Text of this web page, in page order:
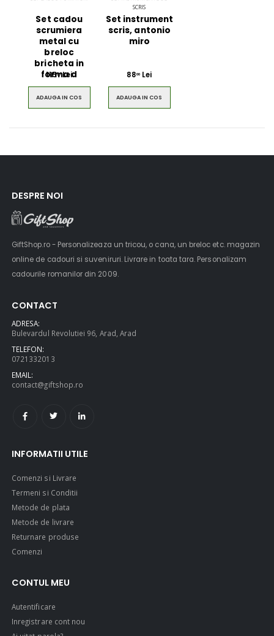
Set cadou
scrumiera
metal cu
breloc
bricheta in
forma d
11500Lei
ADAUGA IN COS
SCRIS
Set instrument
scris, antonio
miro
8800 Lei
ADAUGA IN COS
DESPRE NOI
GiftShop.ro - Personalizeaza un tricou, o cana, un breloc etc. magazin
online de cadouri si suveniruri. Livrare in toata tara. Personalizam
cadourile romanilor din 2009.
CONTACT
ADRESA:
Bulevardul Revolutiei 96, Arad, Arad
TELEFON:
0721332013
EMAIL:
contact@giftshop.ro
INFORMATII UTILE
Comenzi si Livrare
Termeni si Conditii
Metode de plata
Metode de livrare
Returnare produse
Comenzi
CONTUL MEU
Autentificare
Inregistrare cont nou